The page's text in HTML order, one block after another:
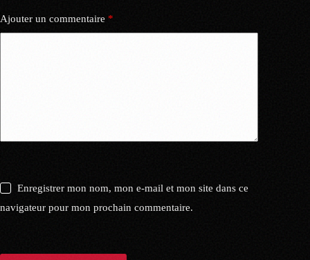
Ajouter un commentaire *
Enregistrer mon nom, mon e-mail et mon site dans ce
navigateur pour mon prochain commentaire.